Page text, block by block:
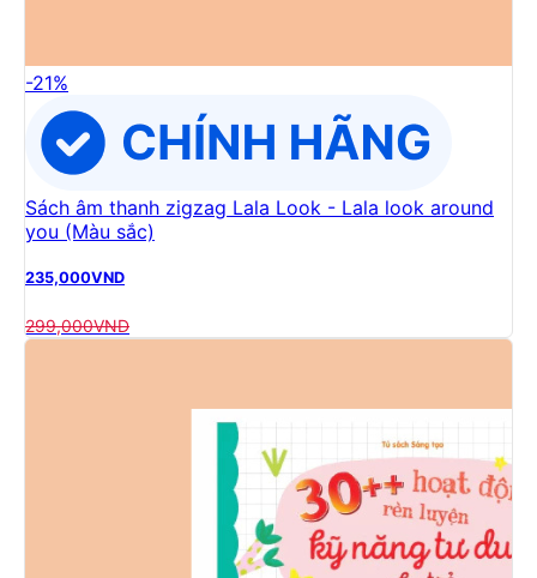
-21%
Sách âm thanh zigzag Lala Look - Lala look around
you (Màu sắc)
235,000VND
299,000VND